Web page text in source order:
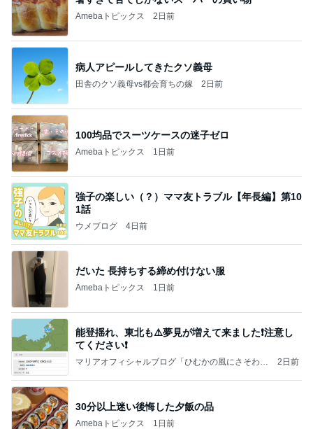
Amebaトピックス 2日前
病人アピールしてきたクソ義母
田舎のクソ義母vs都会育ちの嫁 2日前
100均品でスーツケースの迷子ゼロ
Amebaトピックス 1日前
強子の楽しい（？）ママ友トラブル【年長編】第10
1話
ウメブログ 4日前
だいた 長持ちする締め付けない服
Amebaトピックス 1日前
能登揺れ、東北も⚠️夢見が増えて来ました❗️注意し
てください❗️
マリアオフィシャルブログ「ひむかの風にさそわれ
2日前
30分以上迷い後悔した夕飯の品
Amebaトピックス 1日前